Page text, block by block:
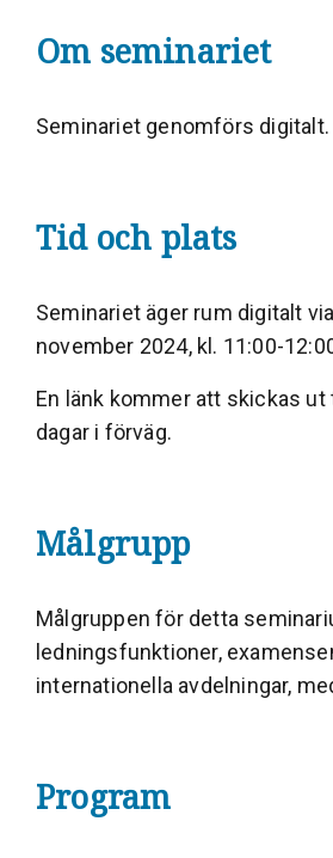
Om seminariet
Seminariet genomförs digitalt.
Tid och plats
Seminariet äger rum digitalt
november 2024, kl. 11:00-
En länk kommer att skickas ut
dagar i förväg.
Målgrupp
Målgruppen för detta
ledningsfunktioner,
internationella avdelningar,
Program